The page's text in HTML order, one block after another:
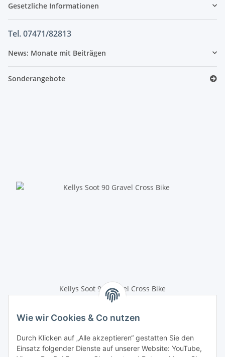
Gesetzliche Informationen
Tel. 07471/82813
News: Monate mit Beiträgen
Sonderangebote
Kellys Soot 90 Gravel Cross Bike
1.499,00 € -2.199,00 €
Anmelden
Wie wir Cookies & Co nutzen
Durch Klicken auf „Alle akzeptieren“ gestatten Sie den
Einsatz folgender Dienste auf unserer Website: YouTube,